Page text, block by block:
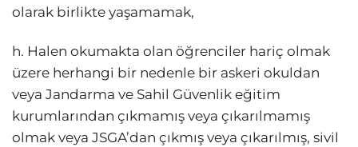
olarak birlikte yaşamamak,
h. Halen okumakta olan öğrenciler hariç olmak
üzere herhangi bir nedenle bir askeri okuldan
veya Jandarma ve Sahil Güvenlik eğitim
kurumlarından çıkmamış veya çıkarılmamış
olmak veya JSGA’dan çıkmış veya çıkarılmış, sivil